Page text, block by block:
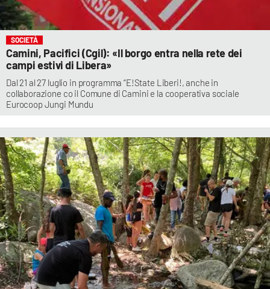
SOCIETÀ
Camini, Pacifici (Cgil): «Il borgo entra nella rete dei
campi estivi di Libera»
Dal 21 al 27 luglio in programma “E!State Liberi!, anche in
collaborazione co il Comune di Camini e la cooperativa sociale
Eurocoop Jungi Mundu